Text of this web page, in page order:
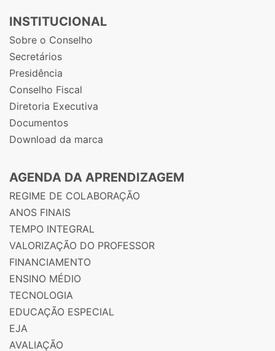
INSTITUCIONAL
Sobre o Conselho
Secretários
Presidência
Conselho Fiscal
Diretoria Executiva
Documentos
Download da marca
AGENDA DA APRENDIZAGEM
REGIME DE COLABORAÇÃO
ANOS FINAIS
TEMPO INTEGRAL
VALORIZAÇÃO DO PROFESSOR
FINANCIAMENTO
ENSINO MÉDIO
TECNOLOGIA
EDUCAÇÃO ESPECIAL
EJA
AVALIAÇÃO